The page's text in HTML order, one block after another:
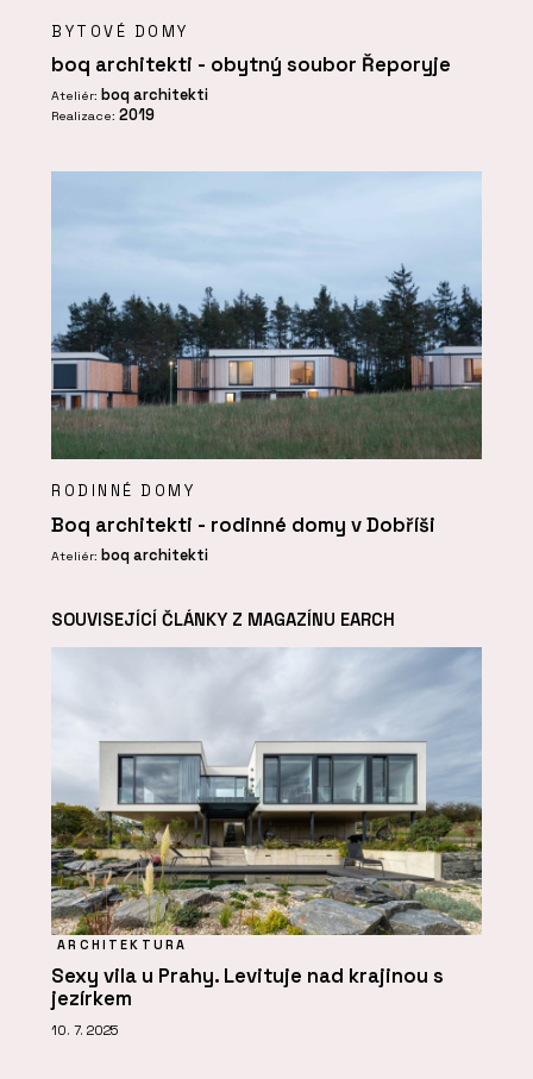
BYTOVÉ DOMY
boq architekti - obytný soubor Řeporyje
Ateliér: boq architekti
Realizace: 2019
RODINNÉ DOMY
Boq architekti - rodinné domy v Dobříši
Ateliér: boq architekti
SOUVISEJÍCÍ ČLÁNKY Z MAGAZÍNU EARCH
ARCHITEKTURA
Sexy vila u Prahy. Levituje nad krajinou s
jezírkem
10. 7. 2025